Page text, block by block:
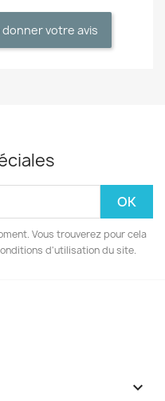
votre avis
Vous trouverez pour cela
d'utilisation du site.
